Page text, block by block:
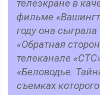
телеэкране в
фильме
году она
«Обратная
телеканале
«Беловодье.
съемках